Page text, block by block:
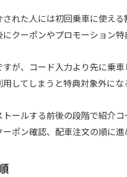
れた人には初回乗車に使え
クーポンやプロモーション特
が、コード入力より先に乗
してしまうと特典対象外にな
ールする前後の段階で紹介
ポン確認、配車注文の順に進